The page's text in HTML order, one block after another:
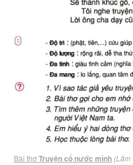
Bài thơTruyện cổ nước mình (Lâm